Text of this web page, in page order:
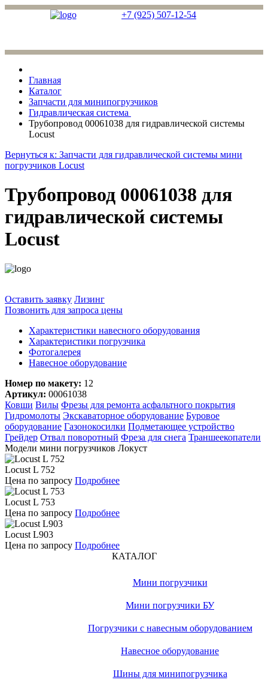
+7 (925) 507-12-54
КАТАЛОГ
Мини погрузчики
Мини погрузчики БУ
Погрузчики с навесным оборудованием
Навесное оборудование
Шины для минипогрузчика
Главная
Каталог
Запчасти для минипогрузчиков
Гидравлическая система
Трубопровод 00061038 для гидравлической системы
Locust
Вернуться к: Запчасти для гидравлической системы мини
погрузчиков Locust
Трубопровод 00061038 для
гидравлической системы
Locust
Оставить заявку Лизинг
Позвонить для запроса цены
Характеристики навесного оборудования
Характеристики погрузчика
Фотогалерея
Навесное оборудование
Номер по макету: 12
Артикул: 00061038
Ковши Вилы Фрезы для ремонта асфальтного покрытия
Гидромолоты Экскаваторное оборудование Буровое
оборудование Газонокосилки Подметающее устройство
Грейдер Отвал поворотный Фреза для снега Траншеекопатели
Модели мини погрузчиков Локуст
Locust L 752
Цена по запросу Подробнее
Locust L 753
Цена по запросу Подробнее
Locust L903
Цена по запросу Подробнее